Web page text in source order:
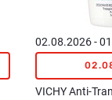
02.08.2026 -
VICHY Anti-